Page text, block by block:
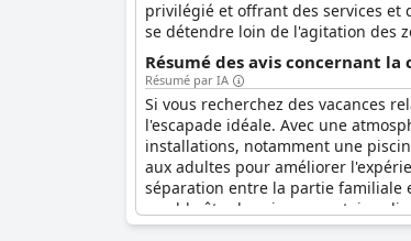
privilégié et offrant des services
se détendre loin de l'agitation des
Résumé des avis concernant
Résumé par IA
Si vous recherchez des vacances
l'escapade idéale. Avec une
installations, notamment une
aux adultes pour améliorer
séparation entre la partie familiale
semble être le prix, car certains
vacances en famille, le Sanctuary